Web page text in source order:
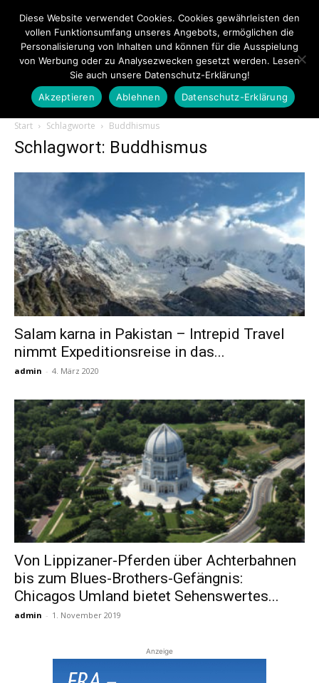
Touristiknews.de
Touristiknews
und
Reiseempfehlungen.
Start Schlagworte Buddhismus
Schlagwort: Buddhismus
Salam karna in Pakistan – Intrepid Travel
nimmt Expeditionsreise in das...
admin - 4. März 2020
Von Lippizaner-Pferden über Achterbahnen
bis zum Blues-Brothers-Gefängnis:
Chicagos Umland bietet Sehenswertes...
admin - 1. November 2019
Anzeige
Diese Website verwendet Cookies. Cookies gewährleisten den
vollen Funktionsumfang unseres Angebots, ermöglichen die
Personalisierung von Inhalten und können für die Ausspielung
von Werbung oder zu Analysezwecken gesetzt werden. Lesen
Sie auch unsere Datenschutz-Erklärung!
Akzeptieren
Ablehnen Datenschutz-Erklärung